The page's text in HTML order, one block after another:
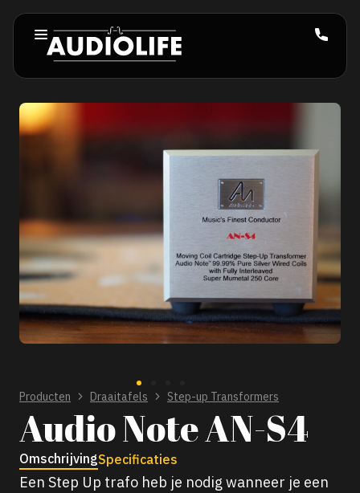
Producten Draaitafels Step-up Transformers
Audio Note AN-S4
OmschrijvingSpecificaties
Een Step Up trafo heb je nodig wanneer je een